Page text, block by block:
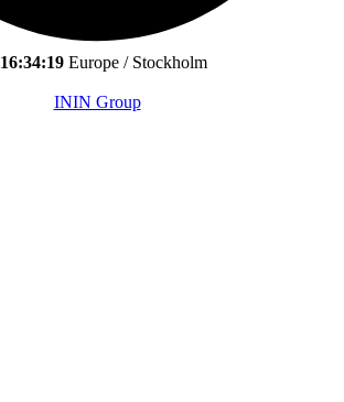
16:34:19 Europe / Stockholm
ININ Group